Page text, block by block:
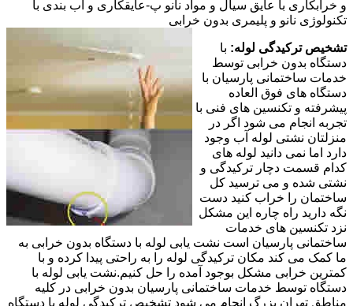
و خرابکاری با عایق سیال و مواد نانو پ-عایقکاری و آب بندی با
تکنولوژی نانو و پلیمری بدون خرابی
تشخیص ترکیدگی لوله: با
دستگاه بدون خرابی توسط
خدمات ساختمانی پارسیان با
دستگاه های فوق العاده
پیشرفته و تکنسین های فنی با
تجربه انجام می شود اگر در
منزلتان نشتی لوله آب وجود
دارد اما نمی دانید لوله های
کدام قسمت دچار ترکیدگی و
نشتی شده و می ترسید کل
ساختمان را خراب کنید دست
نگه دارید راه چاره این مشکل
نزد تکنسین های خدمات
ساختمانی پارسیان است نشت یابی لوله با دستگاه بدون خرابی به
ما کمک می کند مکان ترکیدگی لوله را به راحتی پیدا کرده و با
کمترین خرابی مشکل بوجود آمده را حل کنیم.نشت یابی لوله با
دستگاه توسط خدمات ساختمانی پارسیان بدون خرابی در کلیه
مناطق تهران بزرگ انجام می شود تشخیص ترکیدگی لوله با دستگاه